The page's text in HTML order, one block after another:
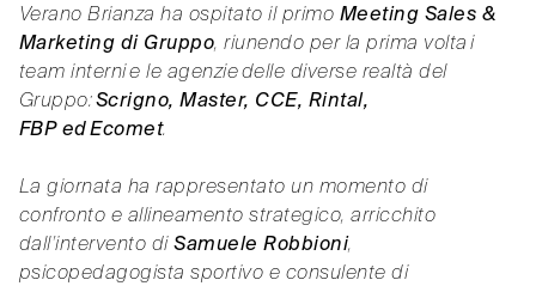
Verano Brianza ha ospitato il primo Meeting Sales &
Marketing di Gruppo, riunendo per la prima volta i
team interni e le agenzie delle diverse realtà del
Gruppo:Scrigno, Master, CCE, Rintal,
FBP ed Ecomet.
La giornata ha rappresentato un momento di
confronto e allineamento strategico, arricchito
dall’intervento diSamuele Robbioni,
psicopedagogista sportivo e consulente di